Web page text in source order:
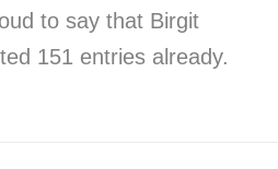
to say that Birgit
151 entries already.